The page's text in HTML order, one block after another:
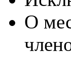
О